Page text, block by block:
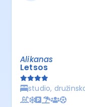
Alikanas
Letsos
studio,